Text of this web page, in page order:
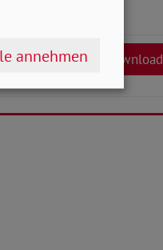
Download
annehmen